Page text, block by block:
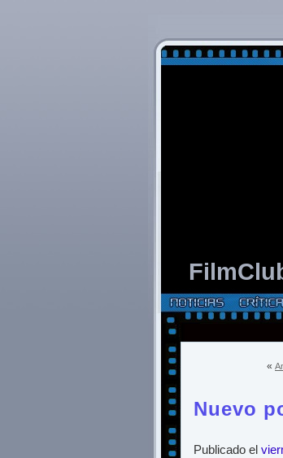
«
Nuevo
Publicado el